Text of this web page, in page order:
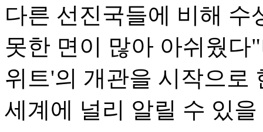
다른 선진국들에 비해 수
못한 면이 많아 아쉬웠
위트'의 개관을 시작으로
세계에 널리 알릴 수 있